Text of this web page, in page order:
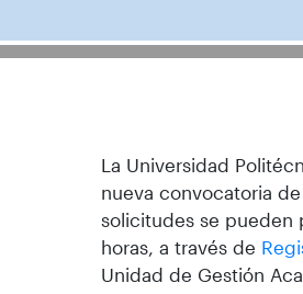
La Universidad
nueva convocatoria
solicitudes se pueden
horas, a través de
Unidad de Gestión